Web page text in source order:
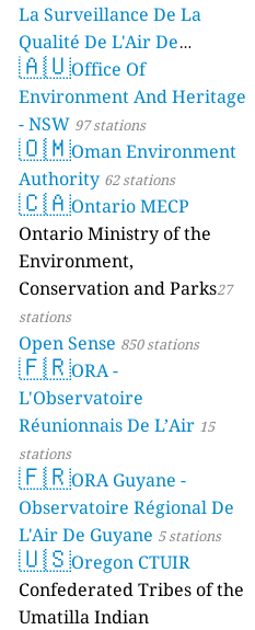
La Surveillance De La
Qualité De L'Air De
Mayotte 4 stations
🇦🇺Office Of
Environment And Heritage
- NSW 97 stations
🇴🇲Oman Environment
Authority 62 stations
🇨🇦Ontario MECP
Ontario Ministry of the
Environment,
Conservation and Parks27
stations
Open Sense 850 stations
🇫🇷ORA -
L'Observatoire
Réunionnais De L’Air 15
stations
🇫🇷ORA Guyane -
Observatoire Régional De
L'Air De Guyane 5 stations
🇺🇸Oregon CTUIR
Confederated Tribes of the
Umatilla Indian